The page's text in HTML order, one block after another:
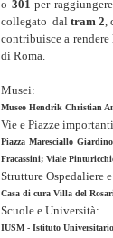
o 301per
collegato daltram 2,
contribuisce a
di Roma.
Musei:
Museo Hendrik Christian
Vie e Piazze
Piazza Maresciallo
Fracassini; Viale
Strutture Ospedaliere
Casa di cura Villa del
Scuole e Università:
IUSM - Istituto